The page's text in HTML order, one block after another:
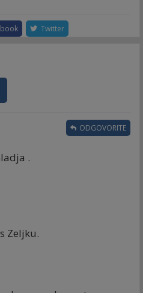
Twitter
.
ODGOVORITE
Zeljku.